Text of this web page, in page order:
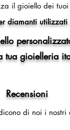
il gioiello dei tuoi
diamanti
tua gioielleria
Recensioni
di noi i nostri